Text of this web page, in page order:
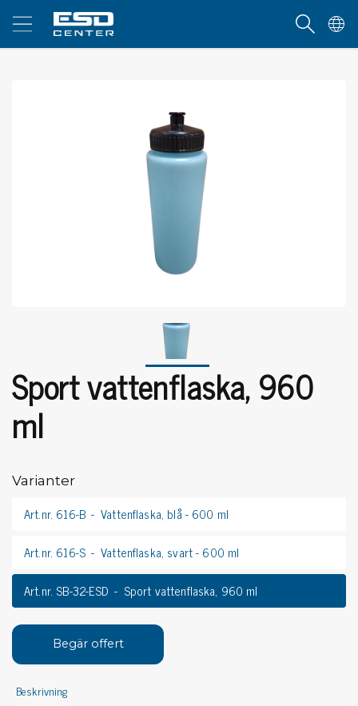
Sport vattenflaska, 960
ml
Varianter
Art.nr. 616-B
Vattenflaska, blå - 600 ml
Art.nr. 616-S
Vattenflaska, svart - 600 ml
Art.nr. SB-32-ESD
Sport vattenflaska, 960 ml
Begär offert
Beskrivning